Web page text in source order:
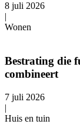
8 juli 2026
|
Wonen
Bestrating die
combineert
7 juli 2026
|
Huis en tuin